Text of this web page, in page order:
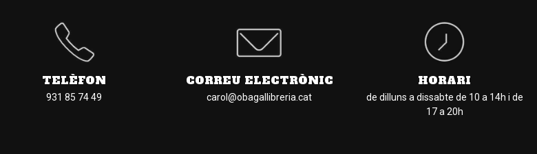
TELÈFON
931 85 74 49
CORREU ELECTRÒNIC
carol@obagallibreria.cat
HORARI
de dilluns a dissabte de 10 a 14h i de
17 a 20h